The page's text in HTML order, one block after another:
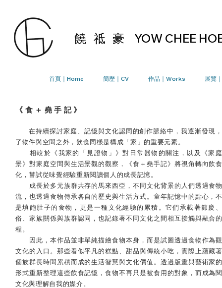
饒 祗 豪 YOW CHEE
首頁｜Home 簡歷｜CV 作品｜Works 展覽
《食＋堯手記》
在持續探討家庭、記憶與文化認同的創作脈絡中，我逐漸發現
了物件與空間之外，飲食同樣是構成「家」的重要元素。
相較於《我家的「見證物」》對日常器物的關注，以及《家
景》對家庭空間與生活景觀的觀察，《食＋堯手記》將視角轉向飲
化，嘗試從味覺經驗重新閱讀個人的成長記憶。
成長於多元族群共存的馬來西亞，不同文化背景的人們透過食
流，也透過食物傳承各自的歷史與生活方式。童年記憶中的點心，
是填飽肚子的食物，更是一種文化經驗的累積。它們承載著節慶
俗、家族關係與族群認同，也記錄著不同文化之間相互接觸與融合
程。
因此，本作品並非單純描繪食物本身，而是試圖透過食物作為
文化的入口。那些看似平凡的糕點、甜品與傳統小吃，實際上蘊藏
個族群長時間累積而成的生活智慧與文化價值。透過版畫與藝術家
形式重新整理這些飲食記憶，食物不再只是被食用的對象，而成為
文化與理解自我的媒介。